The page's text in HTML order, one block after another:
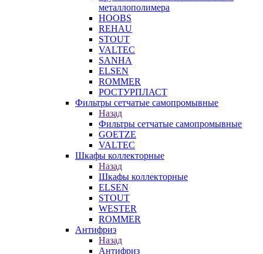
металлополимера
HOOBS
REHAU
STOUT
VALTEC
SANHA
ELSEN
ROMMER
РОСТУРПЛАСТ
Фильтры сетчатые самопромывные
Назад
Фильтры сетчатые самопромывные
GOETZE
VALTEC
Шкафы коллекторные
Назад
Шкафы коллекторные
ELSEN
STOUT
WESTER
ROMMER
Антифриз
Назад
Антифриз